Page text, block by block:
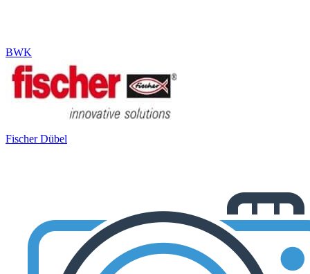
BWK
Fischer Dübel